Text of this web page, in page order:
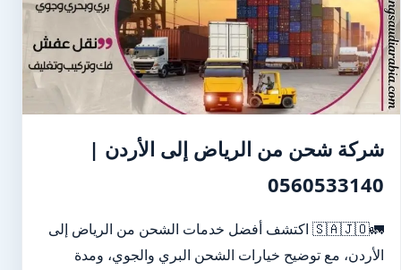
شركة شحن من الرياض إلى الأردن |
0560533140
🚛🇸🇦🇯🇴 اكتشف أفضل خدمات الشحن من الرياض إلى
الأردن، مع توضيح خيارات الشحن البري والجوي، ومدة